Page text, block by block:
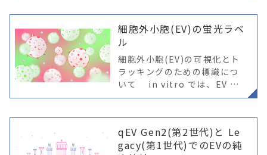
細胞外小胞(EV)の蛍光ラベ
ル
細胞外小胞(EV)の可視化とト
ラッキングのための標識につ
いて in vitro では、EV の
取り込みは、通常顕微鏡また
用して測定され、ラベリング
の種類として蛍光が選択され
qEV Gen2(第2世代)と Le
gacy(第1世代)でのEVの純